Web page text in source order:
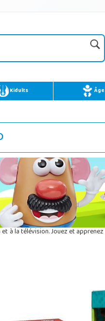
Kidults
à la télévision. Jouez et